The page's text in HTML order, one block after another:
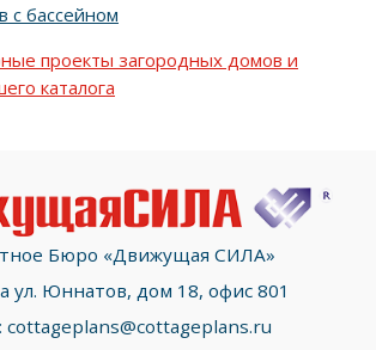
с бассейном
проекты загородных домов и
каталога
Бюро «Движущая СИЛА»
ул. Юннатов, дом 18, офис 801
cottageplans@cottageplans.ru